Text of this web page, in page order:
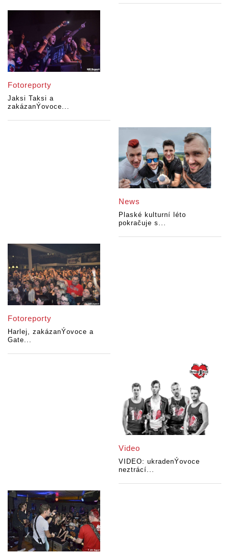
Fotoreporty
Jaksi Taksi a
zakázanÝovoce...
News
Plaské kulturní léto
pokračuje s...
Fotoreporty
Harlej, zakázanÝovoce a
Gate...
Video
VIDEO: ukradenÝovoce
neztrácí...